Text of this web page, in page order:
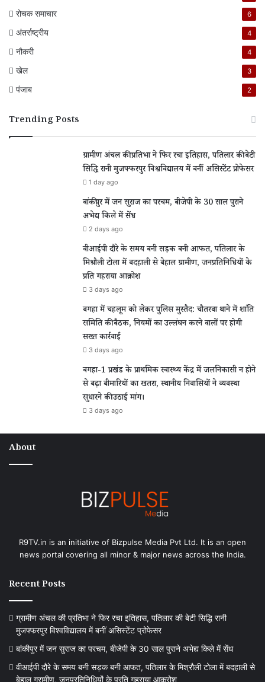
रोचक समाचार 6
अंतर्राष्ट्रीय 4
नौकरी 4
खेल 3
पंजाब 2
Trending Posts
ग्रामीण अंचल की प्रतिभा ने फिर रचा इतिहास, पतिलार की बेटी
सिद्धि रानी मुजफ्फरपुर विश्वविद्यालय में बनीं असिस्टेंट प्रोफेसर
1 day ago
बांकीपुर में जन सुराज का परचम, बीजेपी के 30 साल पुराने
अभेद्य किले में सेंध
2 days ago
वीआईपी दौरे के समय बनी सड़क बनी आफत, पतिलार के
मिश्रौली टोला में बदहाली से बेहाल ग्रामीण, जनप्रतिनिधियों के
प्रति गहराया आक्रोश
3 days ago
बगहा में चहलूम को लेकर पुलिस मुस्तैद: चौतरवा थाने में शांति
समिति की बैठक, नियमों का उल्लंघन करने वालों पर होगी
सख्त कार्रवाई
3 days ago
बगहा-1 प्रखंड के प्राथमिक स्वास्थ्य केंद्र में जलनिकासी न होने
से बढ़ा बीमारियों का खतरा, स्थानीय निवासियों ने व्यवस्था
सुधारने की उठाई मांग।
3 days ago
About
R9TV.in is an initiative of Bizpulse Media Pvt Ltd. It is an open
news portal covering all minor & major news across the India.
Recent Posts
ग्रामीण अंचल की प्रतिभा ने फिर रचा इतिहास, पतिलार की बेटी सिद्धि रानी
मुजफ्फरपुर विश्वविद्यालय में बनीं असिस्टेंट प्रोफेसर
बांकीपुर में जन सुराज का परचम, बीजेपी के 30 साल पुराने अभेद्य किले में सेंध
वीआईपी दौरे के समय बनी सड़क बनी आफत, पतिलार के मिश्रौली टोला में बदहाली से
बेहाल ग्रामीण, जनप्रतिनिधियों के प्रति गहराया आक्रोश